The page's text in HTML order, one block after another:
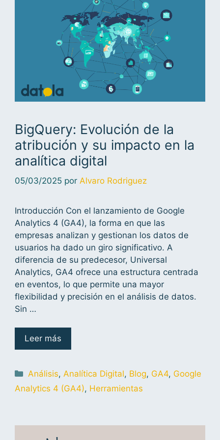
BigQuery: Evolución de la
atribución y su impacto en la
analítica digital
05/03/2025 por Alvaro Rodriguez
Introducción Con el lanzamiento de Google
Analytics 4 (GA4), la forma en que las
empresas analizan y gestionan los datos de
usuarios ha dado un giro significativo. A
diferencia de su predecesor, Universal
Analytics, GA4 ofrece una estructura centrada
en eventos, lo que permite una mayor
flexibilidad y precisión en el análisis de datos.
Sin …
Leer más
Análisis,Analítica Digital, Blog, GA4, Google
Analytics 4 (GA4), Herramientas